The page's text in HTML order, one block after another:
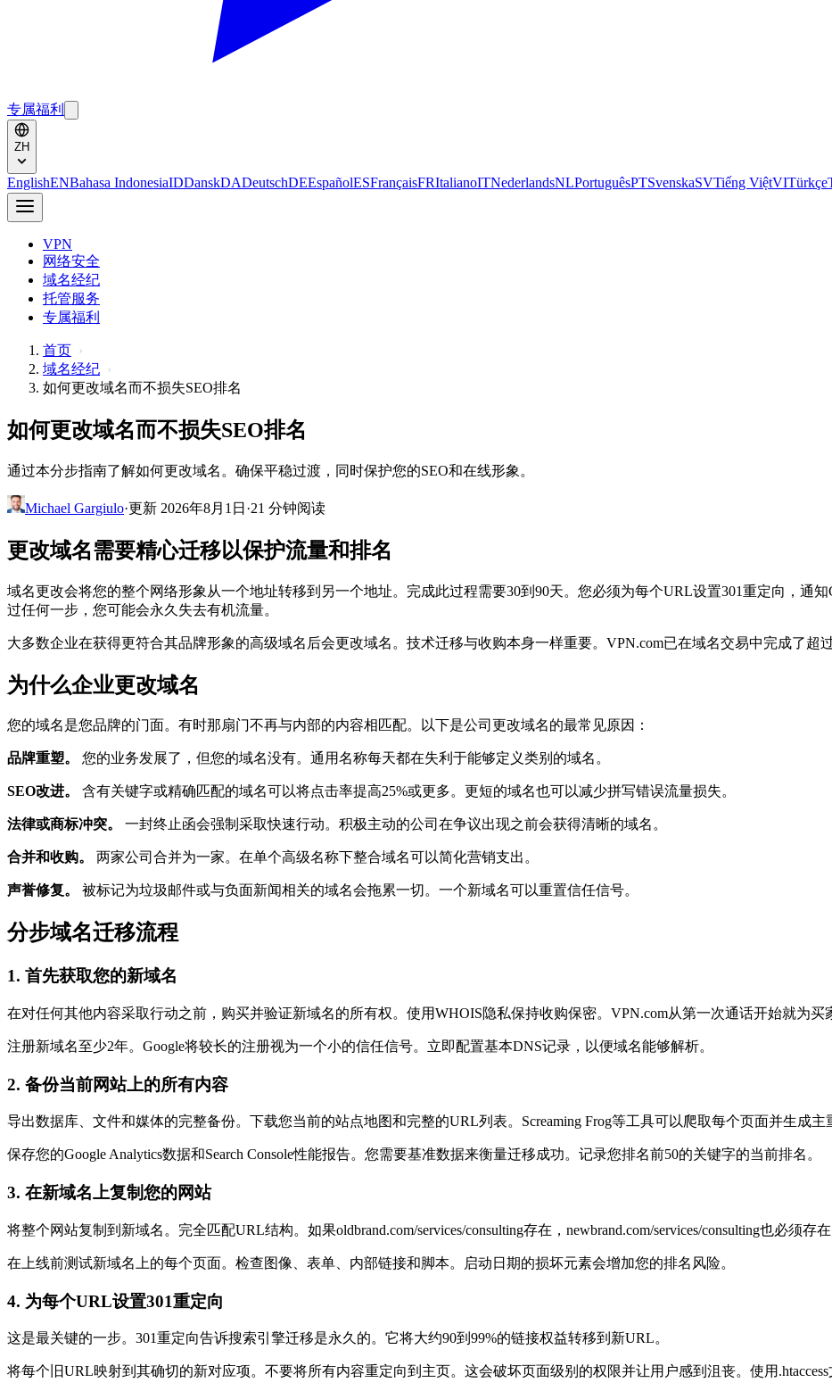
专属福利
ZH
EnglishENBahasa IndonesiaIDDanskDADeutschDEEspañolESFrançaisFRItalianoITNederlandsNLPortuguêsPTSvenskaSVTiếng ViệtVITürkçe
VPN
网络安全
域名经纪
托管服务
专属福利
首页
域名经纪
如何更改域名而不损失SEO排名
如何更改域名而不损失SEO排名
通过本分步指南了解如何更改域名。确保平稳过渡，同时保护您的SEO和在线形象。
Michael Gargiulo·更新 2026年8月1日 ·21 分钟阅读
更改域名需要精心迁移以保护流量和排名
域名更改会将您的整个网络形象从一个地址转移到另一个地址。完成此过程需要30到90天。您必须为每个URL设置301重定向，通知
过任何一步，您可能会永久失去有机流量。
大多数企业在获得更符合其品牌形象的高级域名后会更改域名。技术迁移与收购本身一样重要。VPN.com已在域名交易中完成了超
为什么企业更改域名
您的域名是您品牌的门面。有时那扇门不再与内部的内容相匹配。以下是公司更改域名的最常见原因：
品牌重塑。 您的业务发展了，但您的域名没有。通用名称每天都在失利于能够定义类别的域名。
SEO改进。 含有关键字或精确匹配的域名可以将点击率提高25%或更多。更短的域名也可以减少拼写错误流量损失。
法律或商标冲突。 一封终止函会强制采取快速行动。积极主动的公司在争议出现之前会获得清晰的域名。
合并和收购。 两家公司合并为一家。在单个高级名称下整合域名可以简化营销支出。
声誉修复。 被标记为垃圾邮件或与负面新闻相关的域名会拖累一切。一个新域名可以重置信任信号。
分步域名迁移流程
1. 首先获取您的新域名
在对任何其他内容采取行动之前，购买并验证新域名的所有权。使用WHOIS隐私保持收购保密。VPN.com从第一次通话开始就为买
注册新域名至少2年。Google将较长的注册视为一个小的信任信号。立即配置基本DNS记录，以便域名能够解析。
2. 备份当前网站上的所有内容
导出数据库、文件和媒体的完整备份。下载您当前的站点地图和完整的URL列表。Screaming Frog等工具可以爬取每个页面并生成主
保存您的Google Analytics数据和Search Console性能报告。您需要基准数据来衡量迁移成功。记录您排名前50的关键字的当前排名。
3. 在新域名上复制您的网站
将整个网站复制到新域名。完全匹配URL结构。如果oldbrand.com/services/consulting存在，newbrand.com/services/consulting也必须存在
在上线前测试新域名上的每个页面。检查图像、表单、内部链接和脚本。启动日期的损坏元素会增加您的排名风险。
4. 为每个URL设置301重定向
这是最关键的一步。301重定向告诉搜索引擎迁移是永久的。它将大约90到99%的链接权益转移到新URL。
将每个旧URL映射到其确切的新对应项。不要将所有内容重定向到主页。这会破坏页面级别的权限并让用户感到沮丧。使用